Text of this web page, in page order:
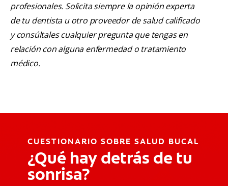
profesionales. Solicita siempre la opinión experta
de tu dentista u otro proveedor de salud calificado
y consúltales cualquier pregunta que tengas en
relación con alguna enfermedad o tratamiento
médico.
CUESTIONARIO SOBRE SALUD BUCAL
¿Qué hay detrás de tu
sonrisa?